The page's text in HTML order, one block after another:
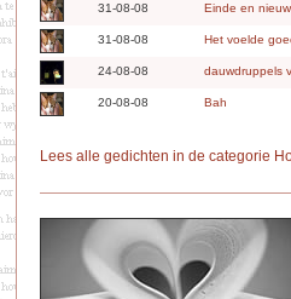
31-08-08 Einde en
31-08-08 Het voelde
24-08-08 dauwdruppels
20-08-08 Bah
Lees alle gedichten in de categorie